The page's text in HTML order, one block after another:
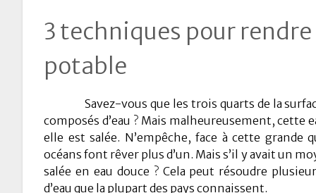
3 techniques pour rendre
potable
Savez-vous que les trois quarts de la
composés d’eau ? Mais malheureusement, cette
elle est salée. N’empêche, face à cette grande
océans font rêver plus d’un. Mais s’il y avait un
salée en eau douce ? Cela peut résoudre
d’eau que la plupart des pays connaissent.